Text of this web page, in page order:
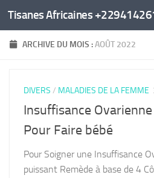
Au dessous du contenu
Tisanes Africaines
ARCHIVE DU MOIS :AOÛT 2022
DIVERS / MALADIES DE LA FEMME
Insuffisance
Pour Faire bébé
Pour Soigner une Insuffisance
puissant Remède à base de 4